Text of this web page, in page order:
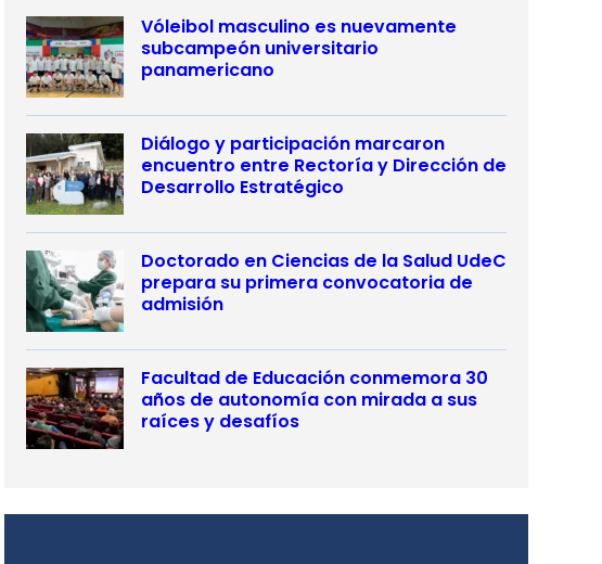
Vóleibol masculino es nuevamente
subcampeón universitario
panamericano
Diálogo y participación marcaron
encuentro entre Rectoría y Dirección de
Desarrollo Estratégico
Doctorado en Ciencias de la Salud UdeC
prepara su primera convocatoria de
admisión
Facultad de Educación conmemora 30
años de autonomía con mirada a sus
raíces y desafíos